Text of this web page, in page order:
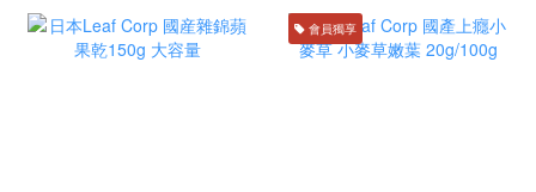
會員獨享